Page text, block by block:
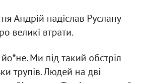
Андрій надіслав Руслану
великі втрати.
йо*не. Ми під такий обстріл
трупів. Людей на дві